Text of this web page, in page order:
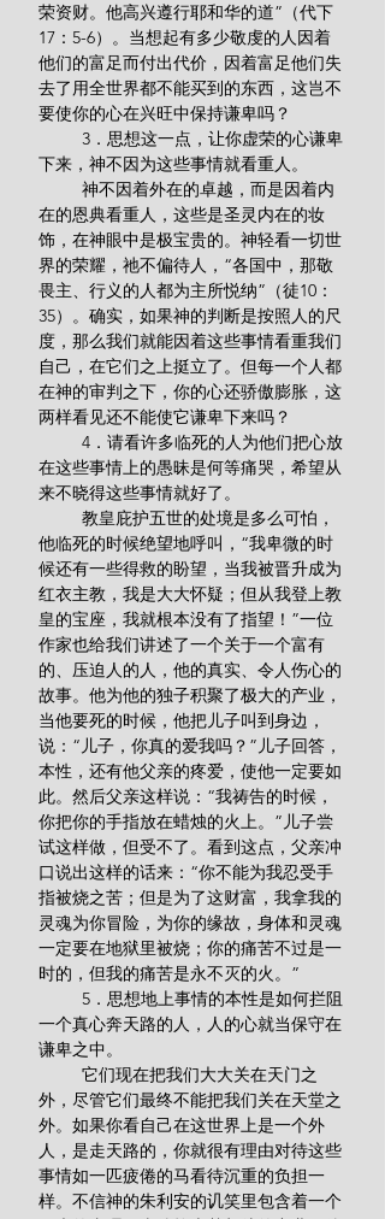
荣资财。他高兴遵行耶和华的道”（代下
17：5-6）。当想起有多少敬虔的人因着
他们的富足而付出代价，因着富足他们失
去了用全世界都不能买到的东西，这岂不
要使你的心在兴旺中保持谦卑吗？
下来，神不因为这些事情就看重人。
在的恩典看重人，这些是圣灵内在的妆
饰，在神眼中是极宝贵的。神轻看一切世
界的荣耀，祂不偏待人，“各国中，那敬
畏主、行义的人都为主所悦纳”（徒10：
35）。确实，如果神的判断是按照人的尺
度，那么我们就能因着这些事情看重我们
自己，在它们之上挺立了。但每一个人都
在神的审判之下，你的心还骄傲膨胀，这
两样看见还不能使它谦卑下来吗？
在这些事情上的愚昧是何等痛哭，希望从
来不晓得这些事情就好了。
他临死的时候绝望地呼叫，“我卑微的时
候还有一些得救的盼望，当我被晋升成为
红衣主教，我是大大怀疑；但从我登上教
皇的宝座，我就根本没有了指望！”一位
作家也给我们讲述了一个关于一个富有
的、压迫人的人，他的真实、令人伤心的
故事。他为他的独子积聚了极大的产业，
当他要死的时候，他把儿子叫到身边，
说：“儿子，你真的爱我吗？”儿子回答，
本性，还有他父亲的疼爱，使他一定要如
此。然后父亲这样说：“我祷告的时候，
你把你的手指放在蜡烛的火上。”儿子尝
试这样做，但受不了。看到这点，父亲冲
口说出这样的话来：“你不能为我忍受手
指被烧之苦；但是为了这财富，我拿我的
灵魂为你冒险，为你的缘故，身体和灵魂
一定要在地狱里被烧；你的痛苦不过是一
时的，但我的痛苦是永不灭的火。”
一个真心奔天路的人，人的心就当保守在
谦卑之中。
外，尽管它们最终不能把我们关在天堂之
外。如果你看自己在这世界上是一个外
人，是走天路的，你就很有理由对待这些
事情如一匹疲倦的马看待沉重的负担一
样。不信神的朱利安的讥笑里包含着一个